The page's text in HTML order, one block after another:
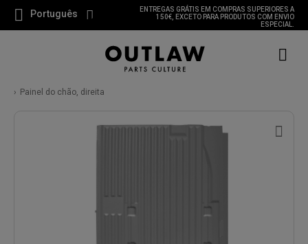
Português
ENTREGAS GRÁTIS EM COMPRAS SUPERIORES A
150€, EXCETO PARA PRODUTOS COM ENVIO
ESPECIAL.
Painel do chão, direita